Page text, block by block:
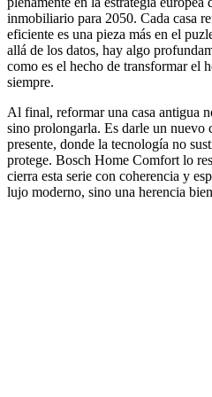
inmobiliario para 2050. Cada casa
eficiente es una pieza más en el
allá de los datos, hay algo
como es el hecho de transformar el
siempre.
Al final, reformar una casa antigua
sino prolongarla. Es darle un nuevo
presente, donde la tecnología no
protege. Bosch Home Comfort lo
cierra esta serie con coherencia y
lujo moderno, sino una herencia